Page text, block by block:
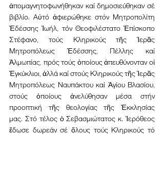
ἀπομαγνητοφωνήθηκαν καί δημοσιεύθηκαν σέ
βιβλίο. Αὐτό ἀφιερώθηκε στόν Μητροπολίτη
Ἐδέσσης Ἰωήλ, τόν Θεοφιλέστατο Ἐπίσκοπο
Στέφανο, τούς Κληρικούς τῆς Ἱερᾶς
Μητροπόλεως Ἐδέσσης, Πέλλης καί
Ἀλμωπίας, πρός τούς ὁποίους ἀπευθύνονταν οἱ
Ἐγκύκλιοι, ἀλλά καί στούς Κληρικούς τῆς Ἱερᾶς
Μητροπόλεως Ναυπάκτου καί Ἁγίου Βλασίου,
στούς ὁποίους ἀνελύθησαν μέσα στήν
προοπτική τῆς θεολογίας τῆς Ἐκκλησίας
μας. Στό τέλος ὁ Σεβασμιώτατος κ. Ἱερόθεος
ἔδωσε δωρεάν σέ ὅλους τούς Κληρικούς τό